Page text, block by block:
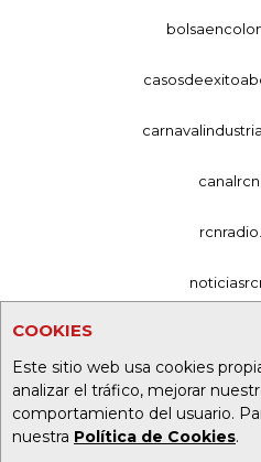
COOKIES
Este sitio web usa cookies
analizar el tráfico, mejorar
comportamiento del usuario.
nuestra Política de Cookies.